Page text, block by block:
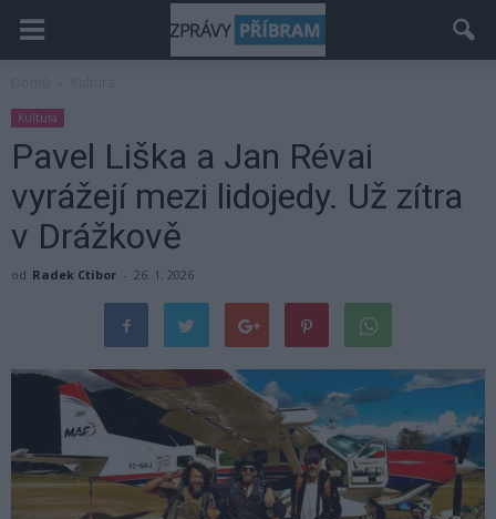
Kultura
Pavel Liška a Jan Révai
vyrážejí mezi lidojedy. Už zítra
v Drážkově
od Radek Ctibor - 26. 1. 2026